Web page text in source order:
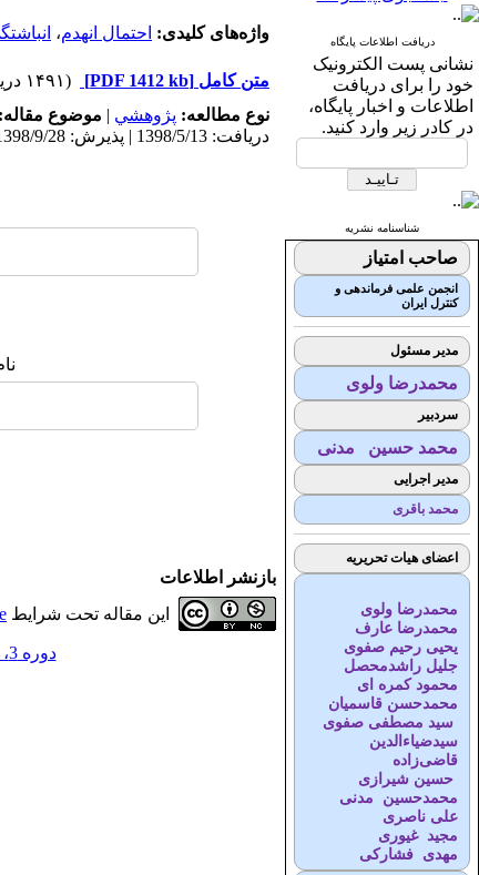
دریافت اطلاعات پایگاه
نشانی پست الکترونیک
خود را برای دریافت
اطلاعات و اخبار پایگاه،
در کادر زیر وارد کنید.
شناسنامه نشریه
صاحب امتیاز
انجمن علمی فرماندهی و
کنترل ایران
مدیر مسئول
محمدرضا ولوی
سردبیر
محمد حسین مدنی
مدیر اجرایی
محمد باقری
اعضای هیات تحریریه
محمدرضا ولوی
محمدرضا عارف
یحیی رحیم صفوی
جلیل راشدمحصل
محمود کمره ای
محمدحسن قاسمیان
سید مصطفی صفوی
سیدضیاء‌الدین
قاضی‌زاده
حسین شیرازی
محمدحسین مدنی
علی ناصری
مجید غیوری
مهدی فشارکی
واژه‌های کلیدی: احتمال انهدم،
متن کامل [PDF 1412 kb]
(۱۴۹۱ دریافت)
نوع مطالعه: پژوهشي | موضوع مقاله:
دریافت: 1398/5/13 | پذیرش: 1398/9/28 | انتشار: 1399/6/24
بازنشر اطلاعات
این مقاله تحت شرایط
دوره 3، شماره 3 - ( 10-1398 )